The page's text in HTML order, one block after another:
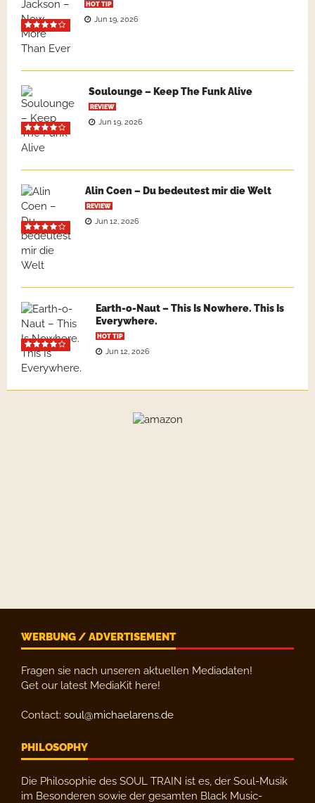
HOT TIP
Jun 19, 2026
Soulounge – Keep The Funk Alive
REVIEW
Jun 19, 2026
Alin Coen – Du bedeutest mir die Welt
REVIEW
Jun 12, 2026
Earth-o-Naut – This Is Nowhere. This Is
Everywhere.
HOT TIP
Jun 12, 2026
WERBUNG / ADVERTISEMENT
Fragen sie nach unseren aktuellen Mediadaten!
Get our latest MediaKit here!
Contact: soul@michaelarens.de
PHILOSOPHY
Die Philosophie des SOUL TRAIN ist es, der Soul-Musik
im Besonderen sowie der gesamten Black Music-